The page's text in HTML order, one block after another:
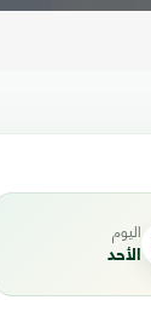
اليوم
الأحد